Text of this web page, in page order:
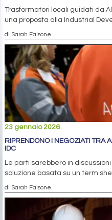
Trasformatori locali guidati da
una proposta alla Industrial
di Sarah Falsone
23 gennaio 2026
RIPRENDONO I NEGOZIATI TRA
IDC
Le parti sarebbero in
soluzione basata su un term
di Sarah Falsone